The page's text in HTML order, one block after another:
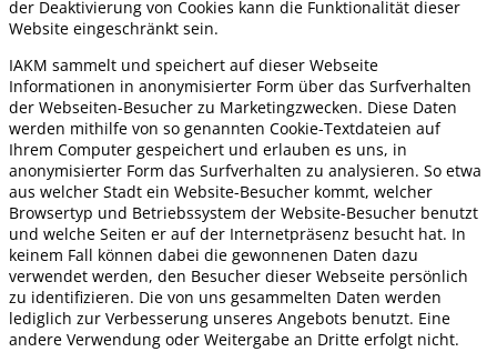
der Deaktivierung von Cookies kann die Funktionalität dieser
Website eingeschränkt sein.
IAKM sammelt und speichert auf dieser Webseite
Informationen in anonymisierter Form über das Surfverhalten
der Webseiten-Besucher zu Marketingzwecken. Diese Daten
werden mithilfe von so genannten Cookie-Textdateien auf
Ihrem Computer gespeichert und erlauben es uns, in
anonymisierter Form das Surfverhalten zu analysieren. So etwa
aus welcher Stadt ein Website-Besucher kommt, welcher
Browsertyp und Betriebssystem der Website-Besucher benutzt
und welche Seiten er auf der Internetpräsenz besucht hat. In
keinem Fall können dabei die gewonnenen Daten dazu
verwendet werden, den Besucher dieser Webseite persönlich
zu identifizieren. Die von uns gesammelten Daten werden
lediglich zur Verbesserung unseres Angebots benutzt. Eine
andere Verwendung oder Weitergabe an Dritte erfolgt nicht.